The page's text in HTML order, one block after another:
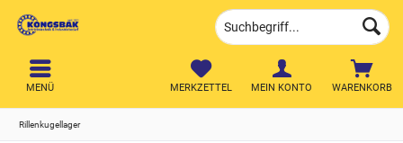
WARENKORB
MERKZETTEL MEIN KONTO
MENÜ
Rillenkugellager